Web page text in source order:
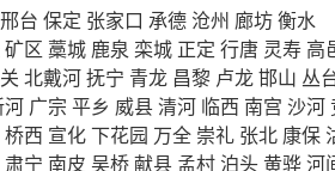
邢台 保定 张家口 承德 沧州 廊坊衡水
矿区 藁城 鹿泉 栾城 正定 行唐 灵寿 高
北戴河抚宁 青龙 昌黎 卢龙邯山 丛
广宗 平乡 威县清河 临西 南宫 沙河
桥西 宣化下花园 万全 崇礼 张北 康保
肃宁 南皮 吴桥献县 孟村 泊头黄骅河